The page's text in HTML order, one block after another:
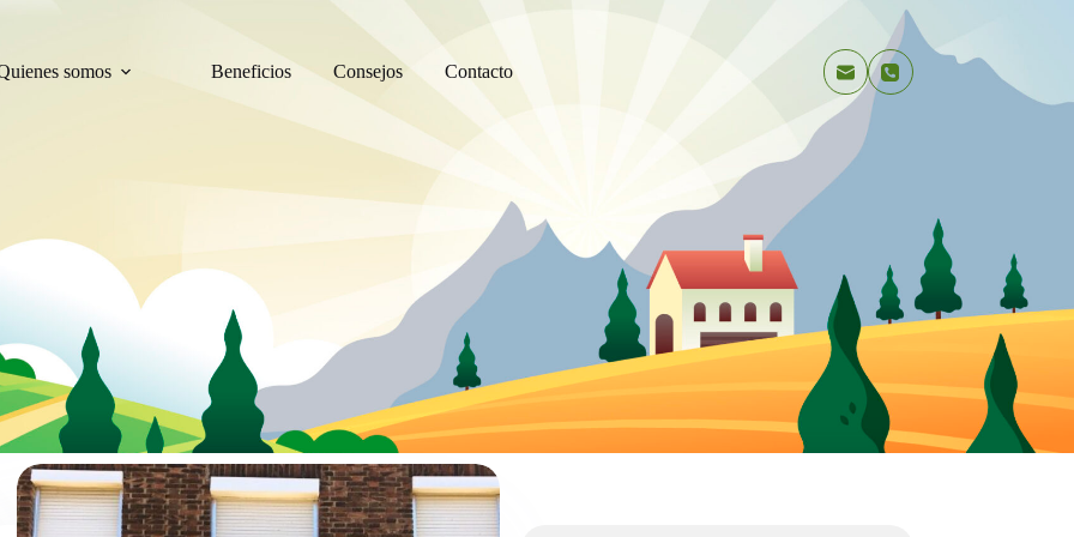
somos Beneficios Consejos Contacto